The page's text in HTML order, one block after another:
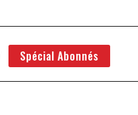
Spécial Abonnés